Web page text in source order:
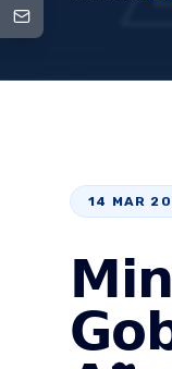
14 MAR